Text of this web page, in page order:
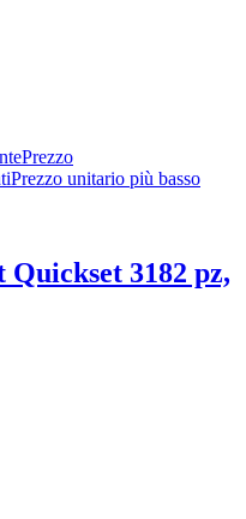
Prezzo
Prezzo unitario più basso
Quickset 3182 pz,